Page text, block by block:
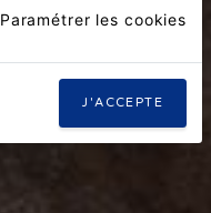
Paramétrer les cookies
J'ACCEPTE